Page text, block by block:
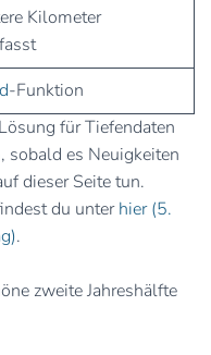
Kilometer
-Funktion
für Tiefendaten
sobald es Neuigkeiten
dieser Seite tun.
du unterhier (5.
.
zweite Jahreshälfte